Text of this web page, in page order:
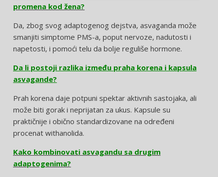
promena kod žena?
Da, zbog svog adaptogenog dejstva, asvaganda može
smanjiti simptome PMS-a, poput nervoze, nadutosti i
napetosti, i pomoći telu da bolje reguliše hormone.
Da li postoji razlika između praha korena i kapsula
asvagande?
Prah korena daje potpuni spektar aktivnih sastojaka, ali
može biti gorak i neprijatan za ukus. Kapsule su
praktičnije i obično standardizovane na određeni
procenat withanolida.
Kako kombinovati asvagandu sa drugim
adaptogenima?